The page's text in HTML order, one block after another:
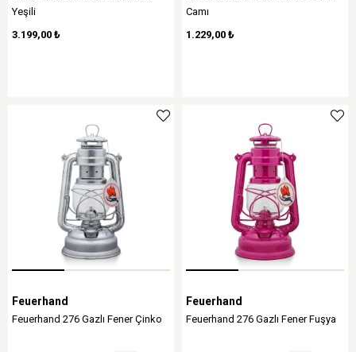
Yeşili
3.199,00 ₺
Camı
1.229,00 ₺
Feuerhand
Feuerhand 276 Gazlı Fener Çinko
Feuerhand
Feuerhand 276 Gazlı Fener Fuşya